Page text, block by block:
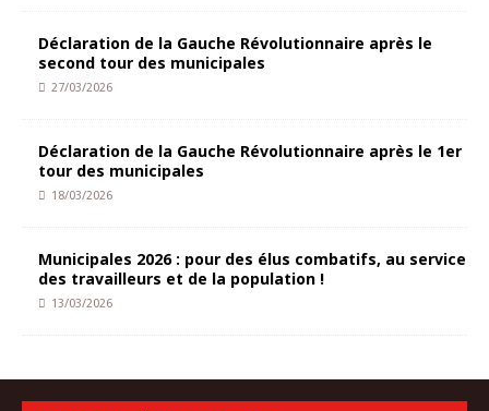
Déclaration de la Gauche Révolutionnaire après le
second tour des municipales
27/03/2026
Déclaration de la Gauche Révolutionnaire après le 1er
tour des municipales
18/03/2026
Municipales 2026 : pour des élus combatifs, au service
des travailleurs et de la population !
13/03/2026